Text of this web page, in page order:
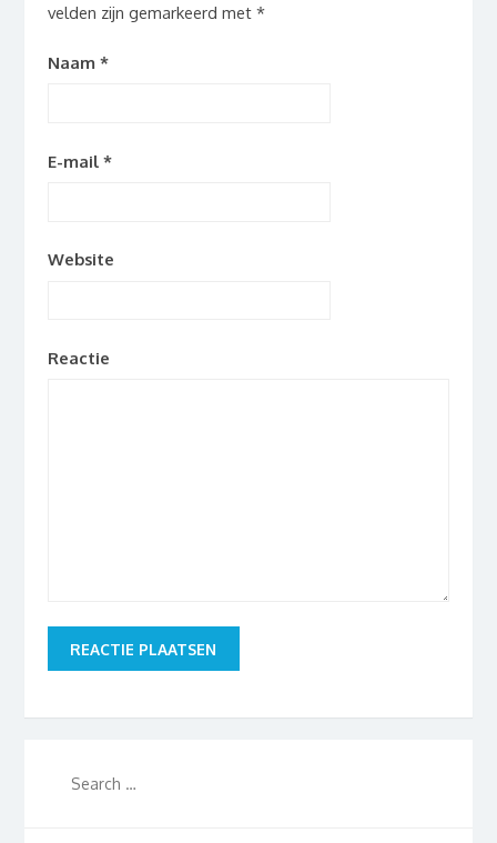
velden zijn gemarkeerd met *
Naam *
E-mail *
Website
Reactie